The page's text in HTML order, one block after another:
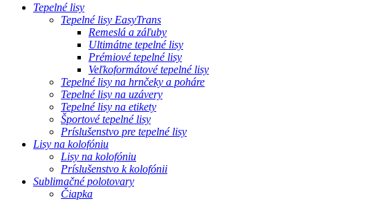
Tepelné lisy
Tepelné lisy EasyTrans
Remeslá a záľuby
Ultimátne tepelné lisy
Prémiové tepelné lisy
Veľkoformátové tepelné lisy
Tepelné lisy na hrnčeky a poháre
Tepelné lisy na uzávery
Tepelné lisy na etikety
Športové tepelné lisy
Príslušenstvo pre tepelné lisy
Lisy na kolofóniu
Lisy na kolofóniu
Príslušenstvo k kolofónii
Sublimačné polotovary
Čiapka